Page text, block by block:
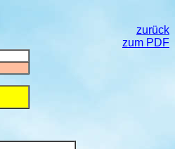
zurück
zum PDF